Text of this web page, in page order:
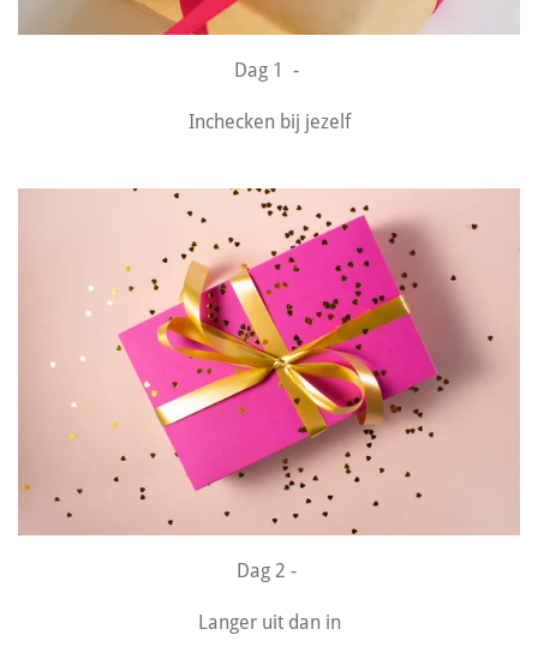
Dag 1 -
Inchecken bij jezelf
Dag 2 -
Langer uit dan in